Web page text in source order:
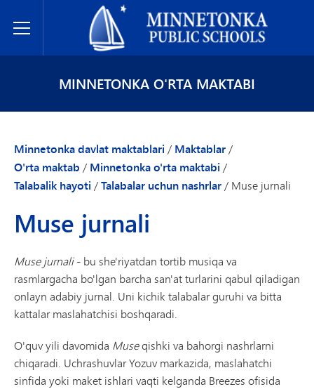
Toggle Menu
Minnetonka davlat maktablari
MINNETONKA O'RTA MAKTABI
Minnetonka davlat maktablari / Maktablar/
O'rta maktab / Minnetonka o'rta maktabi /
Talabalik hayoti /Talabalar uchun nashrlar/ Muse jurnali
Muse jurnali
Muse jurnali- bu she'riyatdan tortib musiqa va
rasmlargacha bo'lgan barcha san'at turlarini qabul qiladigan
onlayn adabiy jurnal. Uni kichik talabalar guruhi va bitta
kattalar maslahatchisi boshqaradi.
O'quv yili davomida Museqishki va bahorgi nashrlarni
chiqaradi. Uchrashuvlar Yozuv markazida, maslahatchi
sinfida yoki maket ishlari vaqti kelganda Breezes ofisida